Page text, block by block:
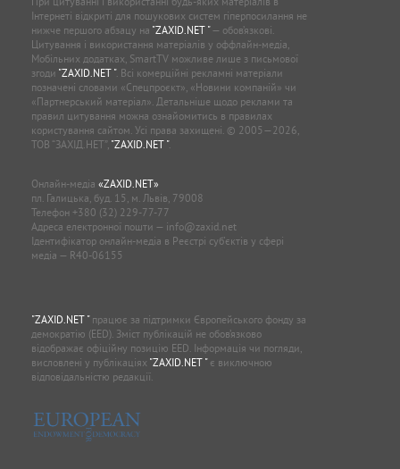
Інтернеті відкриті для пошукових систем гіперпосилання не
нижче першого абзацу на "ZAXID.NET "— обов’язкові.
Цитування і використання матеріалів у оффлайн-медіа,
Мобільних додатках, SmartTV можливе лише з письмової
згоди "ZAXID.NET ". Всі комерційні рекламні матеріали
позначені словами «Спецпроєкт», «Новини компаній» чи
«Партнерський матеріал». Детальніше щодо реклами та
правил цитування можна ознайомитись в правилах
користування сайтом. Усі права захищені. © 2005—2026,
ТОВ “ЗАХІД.НЕТ”, "ZAXID.NET ".
Онлайн-медіа «ZAXID.NET»
пл. Галицька, буд. 15, м. Львів, 79008
Телефон +380 (32) 229-77-77
Адреса електронної пошти — info@zaxid.net
Ідентифікатор онлайн-медіа в Реєстрі суб'єктів у сфері
медіа — R40-06155
"ZAXID.NET "працює за підтримки Європейського фонду за
демократію (EED). Зміст публікацій не обов’язково
відображає офіційну позицію EED. Інформація чи погляди,
висловлені у публікаціях "ZAXID.NET "є виключною
відповідальністю редакції.